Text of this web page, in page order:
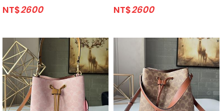
NT$2600 NT$2600